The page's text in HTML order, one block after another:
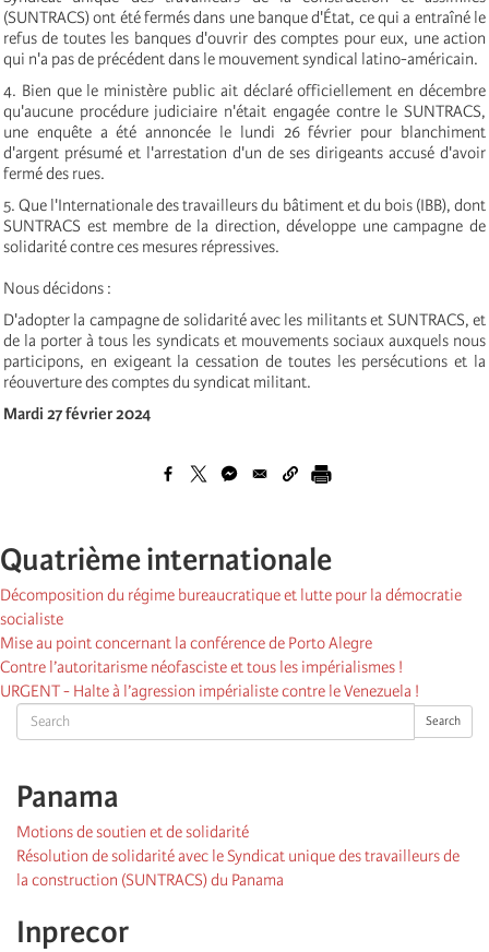
Search Search
Panama
Motions de soutien et de solidarité
Résolution de solidarité avec le Syndicat unique des travailleurs de
la construction (SUNTRACS) du Panama
Inprecor
(SUNTRACS) ont été fermés dans une banque d'État, ce qui a entraîné le
refus de toutes les banques d'ouvrir des comptes pour eux, une action
qui n'a pas de précédent dans le mouvement syndical latino-américain.
4. Bien que le ministère public ait déclaré officiellement en décembre
qu'aucune procédure judiciaire n'était engagée contre le SUNTRACS,
une enquête a été annoncée le lundi 26 février pour blanchiment
d'argent présumé et l'arrestation d'un de ses dirigeants accusé d'avoir
fermé des rues.
5. Que l'Internationale des travailleurs du bâtiment et du bois (IBB), dont
SUNTRACS est membre de la direction, développe une campagne de
solidarité contre ces mesures répressives.
Nous décidons :
D'adopter la campagne de solidarité avec les militants et SUNTRACS, et
de la porter à tous les syndicats et mouvements sociaux auxquels nous
participons, en exigeant la cessation de toutes les persécutions et la
réouverture des comptes du syndicat militant.
Mardi 27 février 2024
Quatrième internationale
Décomposition du régime bureaucratique et lutte pour la démocratie
socialiste
Mise au point concernant la conférence de Porto Alegre
Contre l’autoritarisme néofasciste et tous les impérialismes !
URGENT - Halte à l’agression impérialiste contre le Venezuela !